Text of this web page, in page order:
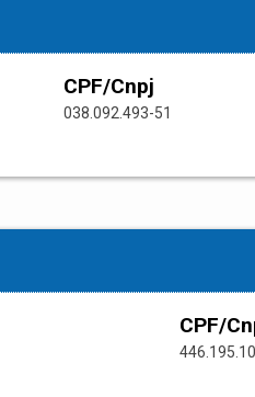
CPF/Cnpj
038.092.493-51
CPF/